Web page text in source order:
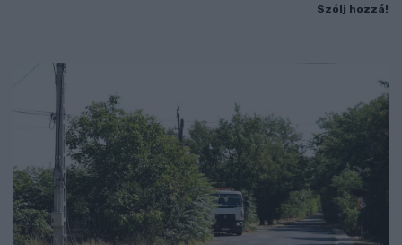
Szólj hozzá!